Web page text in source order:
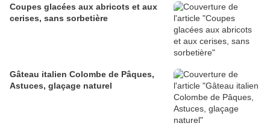
Coupes glacées aux abricots et aux
cerises, sans sorbetière
Gâteau italien Colombe de Pâques,
Astuces, glaçage naturel